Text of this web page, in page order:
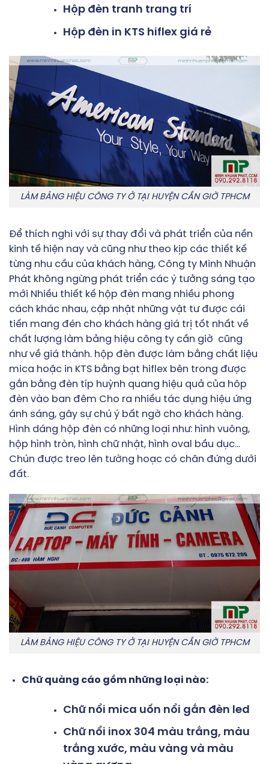
Hộp đèn tranh trang trí
Hộp đèn in KTS hiflex giá rẻ
LÀM BẢNG HIỆU CÔNG TY Ở TẠI HUYỆN CẦN GIỜ TPHCM
Để thích nghi với sự thay đổi và phát triển của nền
kinh tế hiện nay và cũng như theo kịp các thiết kế
từng nhu cầu của khách hàng, Công ty Minh Nhuận
Phát không ngừng phát triển các ý tưởng sáng tạo
mới Nhiều thiết kế hộp đèn mang nhiều phong
cách khác nhau, cập nhật những vật tư được cái
tiến mang đén cho khách hàng giá trị tốt nhất về
chất lượng làm bảng hiệu công ty cần giờ cũng
như về giá thành. hộp đèn được làm bằng chất liệu
mica hoặc in KTS bằng bạt hiflex bên trong được
gắn bằng đèn típ huỳnh quang hiệu quả của hôp
đèn vào ban đêm Cho ra nhiều tác dụng hiệu ứng
ánh sáng, gây sự chú ý bất ngờ cho khách hàng.
Hình dáng hộp đèn có những loại như: hình vuông,
hộp hình tròn, hình chữ nhật, hình oval bầu dục…
Chún được treo lên tường hoạc có chân đứng dưới
đất.
LÀM BẢNG HIỆU CÔNG TY Ở TẠI HUYỆN CẦN GIỜ TPHCM
Chữ quảng cáo gồm những loại nào:
Chữ nổi mica uốn nổi gắn đèn led
Chữ nổi inox 304 màu trắng, màu
trắng xước, màu vàng và màu